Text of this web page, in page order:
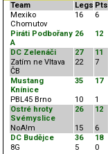
Team Legs Pts
Mexiko
Chomutov
16 6
Piráti Podbořany
A
26 12
DC Zelenáči 27
11
Zatím ne Vltava
ČB
22 7
Mustang
Knínice
35 17
PBL45 Brno 10
1
Ostré hroty
Svémyslice
26 12
NoA!m 15
6
DC Budějce
36
18
8G
5 0